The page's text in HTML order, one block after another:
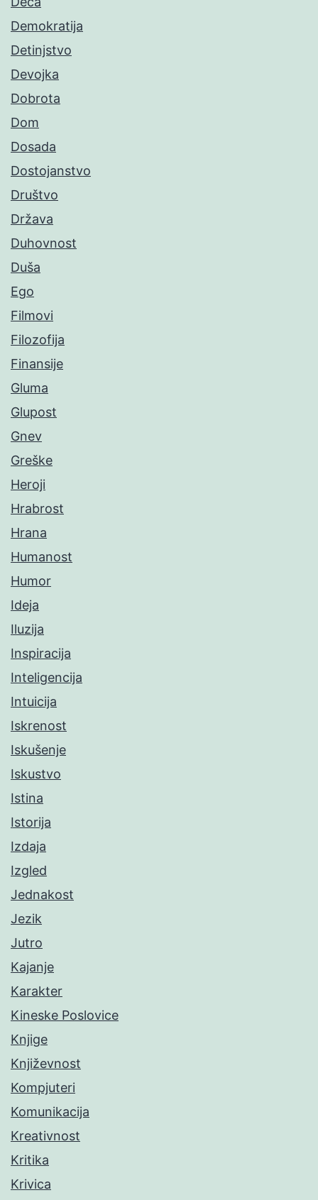
Demokratija
Detinjstvo
Devojka
Dobrota
Dom
Dosada
Dostojanstvo
Društvo
Država
Duhovnost
Duša
Ego
Filmovi
Filozofija
Finansije
Gluma
Glupost
Gnev
Greške
Heroji
Hrabrost
Hrana
Humanost
Humor
Ideja
Iluzija
Inspiracija
Inteligencija
Intuicija
Iskrenost
Iskušenje
Iskustvo
Istina
Istorija
Izdaja
Izgled
Jednakost
Jezik
Jutro
Kajanje
Karakter
Kineske Poslovice
Knjige
Književnost
Kompjuteri
Komunikacija
Kreativnost
Kritika
Krivica